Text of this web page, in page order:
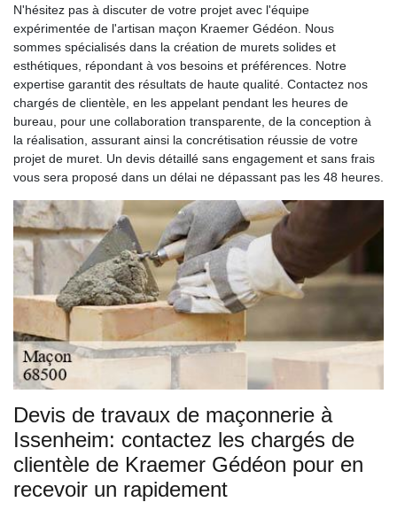
N'hésitez pas à discuter de votre projet avec l'équipe
expérimentée de l'artisan maçon Kraemer Gédéon. Nous
sommes spécialisés dans la création de murets solides et
esthétiques, répondant à vos besoins et préférences. Notre
expertise garantit des résultats de haute qualité. Contactez nos
chargés de clientèle, en les appelant pendant les heures de
bureau, pour une collaboration transparente, de la conception à
la réalisation, assurant ainsi la concrétisation réussie de votre
projet de muret. Un devis détaillé sans engagement et sans frais
vous sera proposé dans un délai ne dépassant pas les 48 heures.
Devis de travaux de maçonnerie à
Issenheim: contactez les chargés de
clientèle de Kraemer Gédéon pour en
recevoir un rapidement